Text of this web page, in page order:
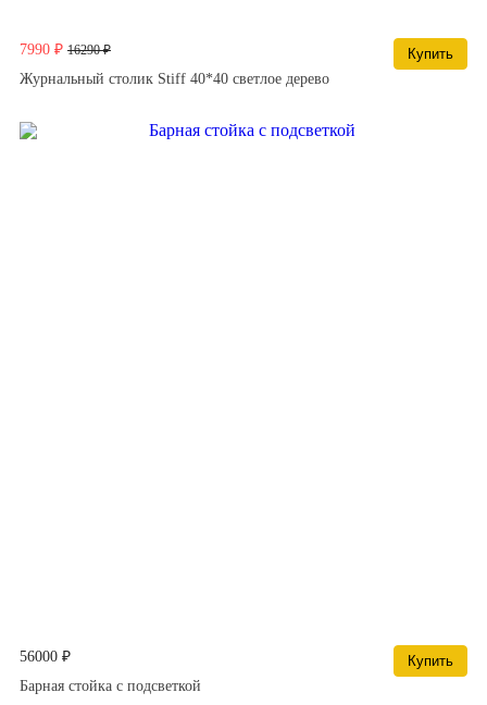
7990 ₽ 16290 ₽
Купить
Журнальный столик Stiff 40*40 светлое дерево
56000 ₽
Купить
Барная стойка с подсветкой